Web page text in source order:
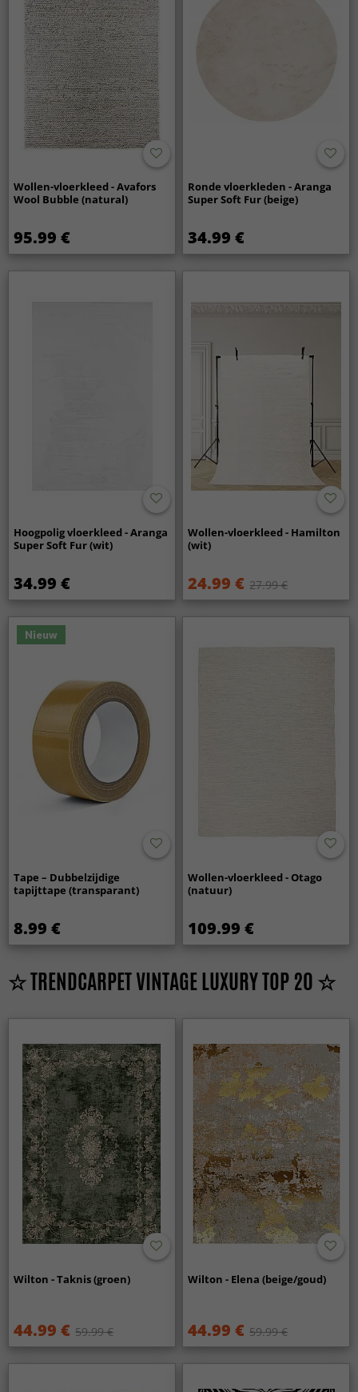
Wollen-vloerkleed - Avafors
Wool Bubble (natural)
95.99 €
Ronde vloerkleden - Aranga
Super Soft Fur (beige)
34.99 €
Hoogpolig vloerkleed - Aranga
Super Soft Fur (wit)
34.99 €
Wollen-vloerkleed - Hamilton
(wit)
24.99 € 27.99 €
Nieuw
Tape – Dubbelzijdige
tapijttape (transparant)
8.99 €
Wollen-vloerkleed - Otago
(natuur)
109.99 €
☆ TRENDCARPET VINTAGE LUXURY TOP 20 ☆
Wilton - Taknis (groen)
44.99 € 59.99 €
Wilton - Elena (beige/goud)
44.99 € 59.99 €